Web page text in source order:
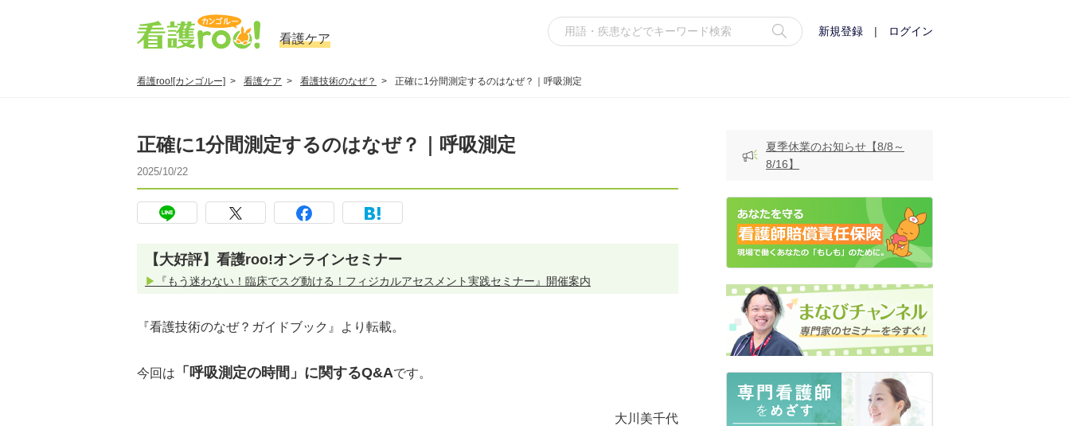
看護ケア
新規登録 | ログイン
看護roo![カンゴルー] 看護ケア 看護技術のなぜ？ 正確に1分間測定するのはなぜ？｜呼吸測定
正確に1分間測定するのはなぜ？｜呼吸測定
2025/10/22
【大好評】看護roo!オンラインセミナー
▶ 『もう迷わない！臨床でスグ動ける！フィジカルアセスメント実践セミナー』開催案内
『看護技術のなぜ？ガイドブック』より転載。
今回は 「呼吸測定の時間」に関するQ&Aです。
大川美千代
夏季休業のお知らせ【8/8～
8/16】